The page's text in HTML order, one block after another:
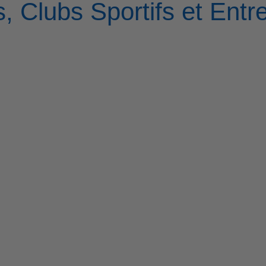
Clubs Sportifs et